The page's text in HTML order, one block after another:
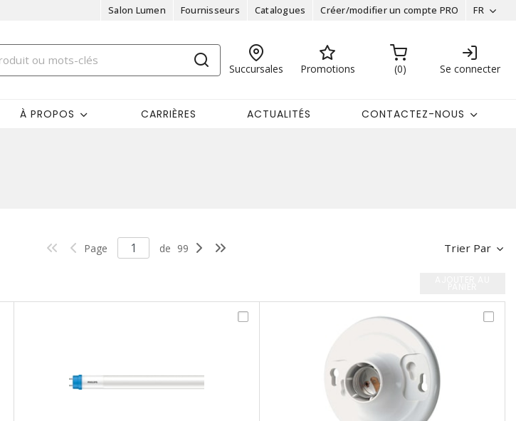
Salon Lumen Fournisseurs Catalogues Créer/modifier un compte PRO FR
Succursales Promotions 0 Se connecter
À PROPOS CARRIÈRES ACTUALITÉS CONTACTEZ-NOUS
Trier Par
Page de 99